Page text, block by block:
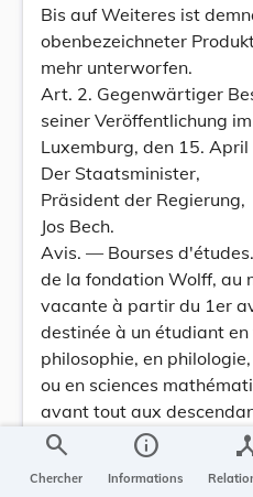
Bis auf Weiteres ist
obenbezeichneter
mehr unterworfen.
Art. 2. Gegenwärtiger
seiner Veröffentlichung
Luxemburg, den 15.
Der Staatsminister,
Präsident der Regierung,
Jos Bech.
Avis. — Bourses
de la fondation Wolff, au
vacante à partir du 1er
destinée à un étudiant
philosophie, en
ou en sciences
avant tout aux
du fondateur.
Les prétendants à la
invités à adresser leur
search
Chercher
info
Informations